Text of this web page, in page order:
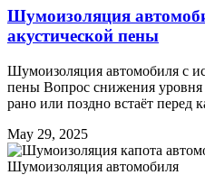
Шумоизоляция
акустической пены
Шумоизоляция автомобиля с
пены Вопрос снижения
рано или поздно встаёт перед
May 29, 2025
Шумоизоляция автомобиля